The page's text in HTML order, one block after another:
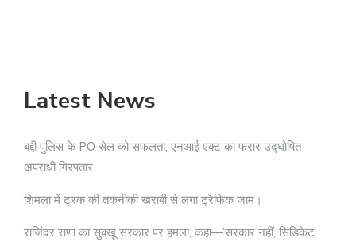
Latest News
बद्दी पुलिस के PO सेल को सफलता, एनआई एक्ट का फरार उद्घोषित
अपराधी गिरफ्तार
शिमला में ट्रक की तकनीकी खराबी से लगा ट्रैफिक जाम।
राजिंदर राणा का सुक्खू सरकार पर हमला, कहा—’सरकार नहीं, सिंडिकेट